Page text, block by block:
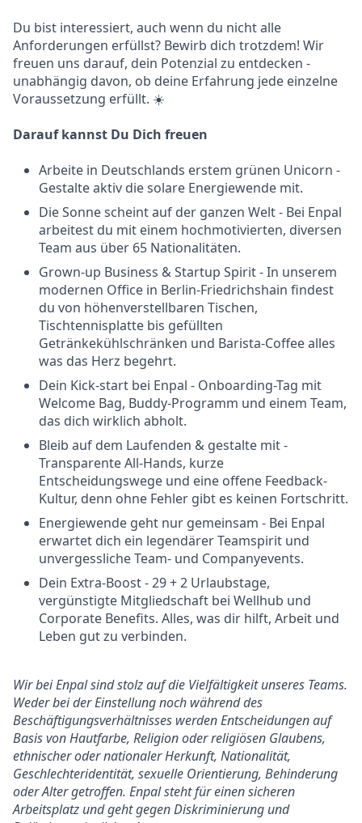
Du bist interessiert, auch wenn du nicht alle
Anforderungen erfüllst? Bewirb dich trotzdem! Wir
freuen uns darauf, dein Potenzial zu entdecken -
unabhängig davon, ob deine Erfahrung jede einzelne
Voraussetzung erfüllt. ☀️
Darauf kannst Du Dich freuen
Arbeite in Deutschlands erstem grünen Unicorn -
Gestalte aktiv die solare Energiewende mit.
Die Sonne scheint auf der ganzen Welt - Bei Enpal
arbeitest du mit einem hochmotivierten, diversen
Team aus über 65 Nationalitäten.
Grown-up Business & Startup Spirit - In unserem
modernen Office in Berlin-Friedrichshain findest
du von höhenverstellbaren Tischen,
Tischtennisplatte bis gefüllten
Getränkekühlschränken und Barista-Coffee alles
was das Herz begehrt.
Dein Kick-start bei Enpal - Onboarding-Tag mit
Welcome Bag, Buddy-Programm und einem Team,
das dich wirklich abholt.
Bleib auf dem Laufenden & gestalte mit -
Transparente All-Hands, kurze
Entscheidungswege und eine offene Feedback-
Kultur, denn ohne Fehler gibt es keinen Fortschritt.
Energiewende geht nur gemeinsam - Bei Enpal
erwartet dich ein legendärer Teamspirit und
unvergessliche Team- und Companyevents.
Dein Extra-Boost - 29 + 2 Urlaubstage,
vergünstigte Mitgliedschaft bei Wellhub und
Corporate Benefits. Alles, was dir hilft, Arbeit und
Leben gut zu verbinden.
Wir bei Enpal sind stolz auf die Vielfältigkeit unseres Teams.
Weder bei der Einstellung noch während des
Beschäftigungsverhältnisses werden Entscheidungen auf
Basis von Hautfarbe, Religion oder religiösen Glaubens,
ethnischer oder nationaler Herkunft, Nationalität,
Geschlechteridentität, sexuelle Orientierung, Behinderung
oder Alter getroffen. Enpal steht für einen sicheren
Arbeitsplatz und geht gegen Diskriminierung und